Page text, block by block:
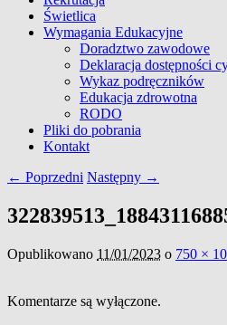
Świetlica
Wymagania Edukacyjne
Doradztwo zawodowe
Deklaracja dostępności
Wykaz podręczników
Edukacja zdrowotna
RODO
Pliki do pobrania
Kontakt
Nawigacja
← Poprzedni Następny →
Opublikowano 11/01/2023 o 750 ×
Komentarze są wyłączone.